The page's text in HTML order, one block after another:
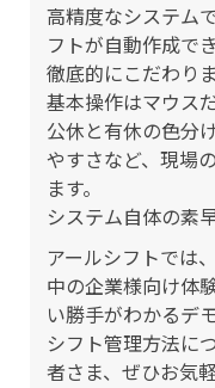
高精度なシステム
フトが自動作成で
徹底的にこだわり
基本操作はマウス
公休と有休の色分
やすさなど、現場
ます。
システム自体の素
アールシフトでは
中の企業様向け体
い勝手がわかるデ
シフト管理方法に
者さま、ぜひお気